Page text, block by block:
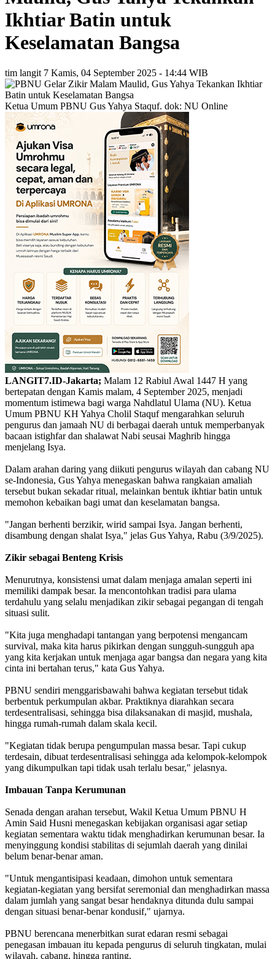
Ikhtiar Batin untuk
Keselamatan Bangsa
tim langit 7 Kamis, 04 September 2025 - 14:44 WIB
Ketua Umum PBNU Gus Yahya Staquf. dok: NU Online
LANGIT7.ID-Jakarta; Malam 12 Rabiul Awal 1447 H yang
bertepatan dengan Kamis malam, 4 September 2025, menjadi
momentum istimewa bagi warga Nahdlatul Ulama (NU). Ketua
Umum PBNU KH Yahya Cholil Staquf mengarahkan seluruh
pengurus dan jamaah NU di berbagai daerah untuk memperbanyak
bacaan istighfar dan shalawat Nabi seusai Maghrib hingga
menjelang Isya.
Dalam arahan daring yang diikuti pengurus wilayah dan cabang NU
se-Indonesia, Gus Yahya menegaskan bahwa rangkaian amaliah
tersebut bukan sekadar ritual, melainkan bentuk ikhtiar batin untuk
memohon kebaikan bagi umat dan keselamatan bangsa.
"Jangan berhenti berzikir, wirid sampai Isya. Jangan berhenti,
disambung dengan shalat Isya," jelas Gus Yahya, Rabu (3/9/2025).
Zikir sebagai Benteng Krisis
Menurutnya, konsistensi umat dalam menjaga amalan seperti ini
memiliki dampak besar. Ia mencontohkan tradisi para ulama
terdahulu yang selalu menjadikan zikir sebagai pegangan di tengah
situasi sulit.
"Kita juga menghadapi tantangan yang berpotensi mengancam
survival, maka kita harus pikirkan dengan sungguh-sungguh apa
yang kita kerjakan untuk menjaga agar bangsa dan negara yang kita
cinta ini bertahan terus," kata Gus Yahya.
PBNU sendiri menggarisbawahi bahwa kegiatan tersebut tidak
berbentuk perkumpulan akbar. Praktiknya diarahkan secara
terdesentralisasi, sehingga bisa dilaksanakan di masjid, mushala,
hingga rumah-rumah dalam skala kecil.
"Kegiatan tidak berupa pengumpulan massa besar. Tapi cukup
terdesain, dibuat terdesentralisasi sehingga ada kelompok-kelompok
yang dikumpulkan tapi tidak usah terlalu besar," jelasnya.
Imbauan Tanpa Kerumunan
Senada dengan arahan tersebut, Wakil Ketua Umum PBNU H
Amin Said Husni menegaskan kebijakan organisasi agar setiap
kegiatan sementara waktu tidak menghadirkan kerumunan besar. Ia
menyinggung kondisi stabilitas di sejumlah daerah yang dinilai
belum benar-benar aman.
"Untuk mengantisipasi keadaan, dimohon untuk sementara
kegiatan-kegiatan yang bersifat seremonial dan menghadirkan massa
dalam jumlah yang sangat besar hendaknya ditunda dulu sampai
dengan situasi benar-benar kondusif," ujarnya.
PBNU berencana menerbitkan surat edaran resmi sebagai
penegasan imbauan itu kepada pengurus di seluruh tingkatan, mulai
wilayah, cabang, hingga ranting.